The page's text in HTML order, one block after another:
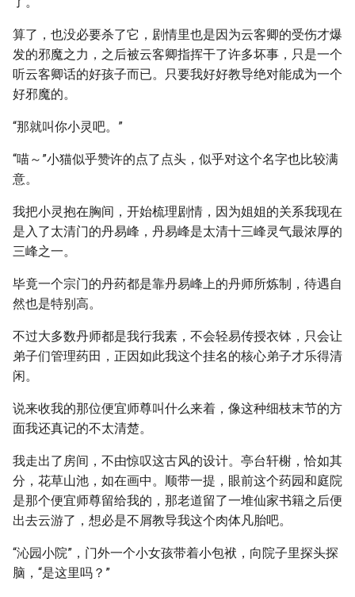
算了，也没必要杀了它，剧情里也是因为云客卿的受伤才爆
发的邪魔之力，之后被云客卿指挥干了许多坏事，只是一个
听云客卿话的好孩子而已。只要我好好教导绝对能成为一个
好邪魔的。
“那就叫你小灵吧。”
“喵～”小猫似乎赞许的点了点头，似乎对这个名字也比较满
意。
我把小灵抱在胸间，开始梳理剧情，因为姐姐的关系我现在
是入了太清门的丹易峰，丹易峰是太清十三峰灵气最浓厚的
三峰之一。
毕竟一个宗门的丹药都是靠丹易峰上的丹师所炼制，待遇自
然也是特别高。
不过大多数丹师都是我行我素，不会轻易传授衣钵，只会让
弟子们管理药田，正因如此我这个挂名的核心弟子才乐得清
闲。
说来收我的那位便宜师尊叫什么来着，像这种细枝末节的方
面我还真记的不太清楚。
我走出了房间，不由惊叹这古风的设计。亭台轩榭，恰如其
分，花草山池，如在画中。顺带一提，眼前这个药园和庭院
是那个便宜师尊留给我的，那老道留了一堆仙家书籍之后便
出去云游了，想必是不屑教导我这个肉体凡胎吧。
“沁园小院”，门外一个小女孩带着小包袱，向院子里探头探
脑，“是这里吗？”